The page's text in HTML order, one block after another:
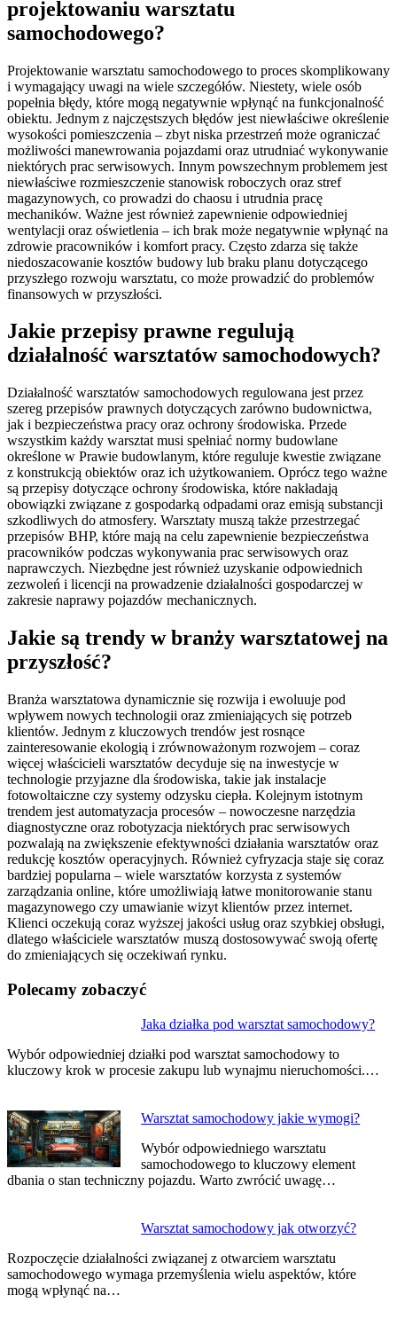
projektowaniu warsztatu
samochodowego?
Projektowanie warsztatu samochodowego to proces skomplikowany
i wymagający uwagi na wiele szczegółów. Niestety, wiele osób
popełnia błędy, które mogą negatywnie wpłynąć na funkcjonalność
obiektu. Jednym z najczęstszych błędów jest niewłaściwe określenie
wysokości pomieszczenia – zbyt niska przestrzeń może ograniczać
możliwości manewrowania pojazdami oraz utrudniać wykonywanie
niektórych prac serwisowych. Innym powszechnym problemem jest
niewłaściwe rozmieszczenie stanowisk roboczych oraz stref
magazynowych, co prowadzi do chaosu i utrudnia pracę
mechaników. Ważne jest również zapewnienie odpowiedniej
wentylacji oraz oświetlenia – ich brak może negatywnie wpłynąć na
zdrowie pracowników i komfort pracy. Często zdarza się także
niedoszacowanie kosztów budowy lub braku planu dotyczącego
przyszłego rozwoju warsztatu, co może prowadzić do problemów
finansowych w przyszłości.
Jakie przepisy prawne regulują
działalność warsztatów samochodowych?
Działalność warsztatów samochodowych regulowana jest przez
szereg przepisów prawnych dotyczących zarówno budownictwa,
jak i bezpieczeństwa pracy oraz ochrony środowiska. Przede
wszystkim każdy warsztat musi spełniać normy budowlane
określone w Prawie budowlanym, które reguluje kwestie związane
z konstrukcją obiektów oraz ich użytkowaniem. Oprócz tego ważne
są przepisy dotyczące ochrony środowiska, które nakładają
obowiązki związane z gospodarką odpadami oraz emisją substancji
szkodliwych do atmosfery. Warsztaty muszą także przestrzegać
przepisów BHP, które mają na celu zapewnienie bezpieczeństwa
pracowników podczas wykonywania prac serwisowych oraz
naprawczych. Niezbędne jest również uzyskanie odpowiednich
zezwoleń i licencji na prowadzenie działalności gospodarczej w
zakresie naprawy pojazdów mechanicznych.
Jakie są trendy w branży warsztatowej na
przyszłość?
Branża warsztatowa dynamicznie się rozwija i ewoluuje pod
wpływem nowych technologii oraz zmieniających się potrzeb
klientów. Jednym z kluczowych trendów jest rosnące
zainteresowanie ekologią i zrównoważonym rozwojem – coraz
więcej właścicieli warsztatów decyduje się na inwestycje w
technologie przyjazne dla środowiska, takie jak instalacje
fotowoltaiczne czy systemy odzysku ciepła. Kolejnym istotnym
trendem jest automatyzacja procesów – nowoczesne narzędzia
diagnostyczne oraz robotyzacja niektórych prac serwisowych
pozwalają na zwiększenie efektywności działania warsztatów oraz
redukcję kosztów operacyjnych. Również cyfryzacja staje się coraz
bardziej popularna – wiele warsztatów korzysta z systemów
zarządzania online, które umożliwiają łatwe monitorowanie stanu
magazynowego czy umawianie wizyt klientów przez internet.
Klienci oczekują coraz wyższej jakości usług oraz szybkiej obsługi,
dlatego właściciele warsztatów muszą dostosowywać swoją ofertę
do zmieniających się oczekiwań rynku.
Polecamy zobaczyć
Jaka działka pod warsztat samochodowy?
Wybór odpowiedniej działki pod warsztat samochodowy to
kluczowy krok w procesie zakupu lub wynajmu nieruchomości.…
Warsztat samochodowy jakie wymogi?
Wybór odpowiedniego warsztatu
samochodowego to kluczowy element
dbania o stan techniczny pojazdu. Warto zwrócić uwagę…
Warsztat samochodowy jak otworzyć?
Rozpoczęcie działalności związanej z otwarciem warsztatu
samochodowego wymaga przemyślenia wielu aspektów, które
mogą wpłynąć na…
wpisu